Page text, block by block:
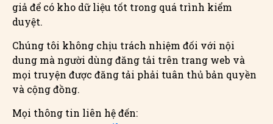
giả để có kho dữ liệu tốt trong quá trình kiểm
duyệt.
Chúng tôi không chịu trách nhiệm đối với nội
dung mà người dùng đăng tải trên trang web và
mọi truyện được đăng tải phải tuân thủ bản quyền
và cộng đồng.
Mọi thông tin liên hệ đến: